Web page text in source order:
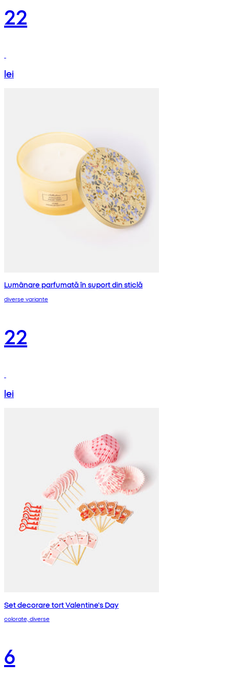
22
lei
Lumânare parfumată în suport din sticlă
diverse variante
22
lei
Set decorare tort Valentine's Day
colorate, diverse
6